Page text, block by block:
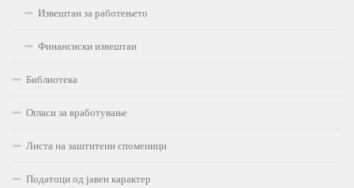
Извештаи за работењето
Финансиски извештаи
Библиотека
Огласи за вработување
Листа на заштитени споменици
Податоци од јавен карактер